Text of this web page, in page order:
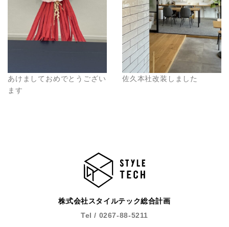
あけましておめでとうござい
ます
佐久本社改装しました
株式会社スタイルテック総合計画
Tel / 0267-88-5211